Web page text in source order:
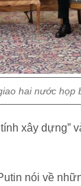
hai nước họp
xây dựng”
nói về